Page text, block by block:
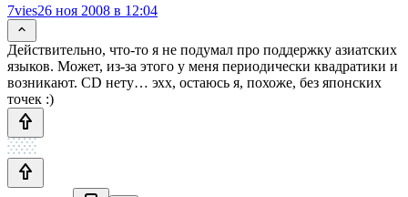
7vies26 ноя 2008 в 12:04
Действительно, что-то я не подумал про поддержку азиатских
языков. Может, из-за этого у меня периодически квадратики и
возникают. CD нету… эхх, остаюсь я, похоже, без японских
точек :)